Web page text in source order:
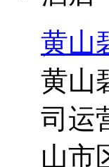
黄山
黄山
司运
山市